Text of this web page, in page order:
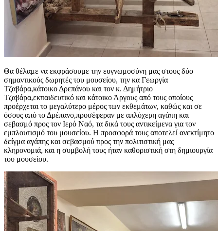
Θα θέλαμε να εκφράσουμε την ευγνωμοσύνη μας στους δύο
σημαντικούς δωρητές του μουσείου, την κα Γεωργία
Τζαβάρα,κάτοικο Δρεπάνου και τον κ. Δημήτριο
Τζαβάρα,εκπαιδευτικό και κάτοικο Άργους από τους οποίους
προέρχεται το μεγαλύτερο μέρος των εκθεμάτων, καθώς και σε
όσους από το Δρέπανο,προσέφεραν με απλόχερη αγάπη και
σεβασμό προς τον Ιερό Ναό, τα δικά τους αντικείμενα για τον
εμπλουτισμό του μουσείου. Η προσφορά τους αποτελεί ανεκτίμητο
δείγμα αγάπης και σεβασμού προς την πολιτιστική μας
κληρονομιά, και η συμβολή τους ήταν καθοριστική στη δημιουργία
του μουσείου.